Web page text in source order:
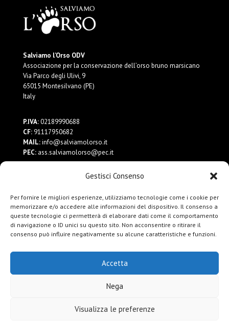
Gestisci Consenso
Per fornire le migliori esperienze, utilizziamo tecnologie come i cookie per
memorizzare e/o accedere alle informazioni del dispositivo. Il consenso a
queste tecnologie ci permetterà di elaborare dati come il comportamento
di navigazione o ID unici su questo sito. Non acconsentire o ritirare il
consenso può influire negativamente su alcune caratteristiche e funzioni.
Accetta
Nega
Visualizza le preferenze
Salviamo l’Orso ODV
Associazione per la conservazione dell’orso bruno marsicano
Via Parco degli Ulivi, 9
65015 Montesilvano (PE)
Italy
P.IVA:02189990688
CF:91117950682
MAIL:info@salviamolorso.it
PEC:ass.salviamolorso@pec.it
Privacy Policy